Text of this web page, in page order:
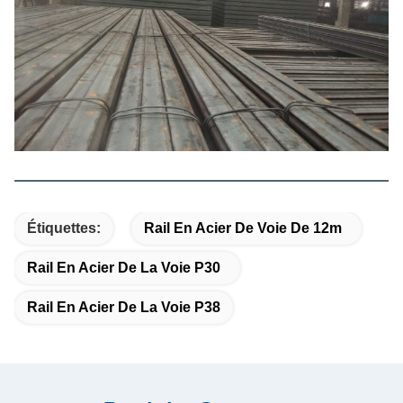
Étiquettes: Rail En Acier De Voie De 12m
Rail En Acier De La Voie P30
Rail En Acier De La Voie P38